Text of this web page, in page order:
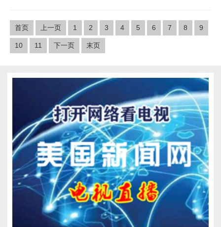
首页 上一页 1 2 3 4 5 6 7 8 9
10 11 下一页 末页